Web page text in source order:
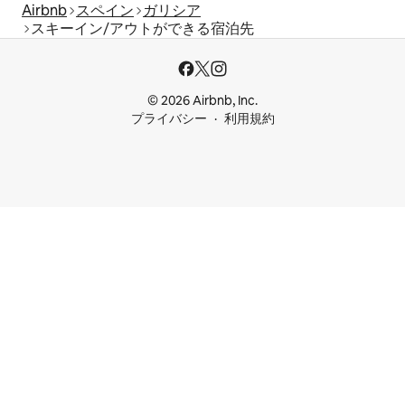
Airbnb スペイン ガリシア
スキーイン/アウトができる宿泊先
© 2026 Airbnb, Inc.
プライバシー
利用規約